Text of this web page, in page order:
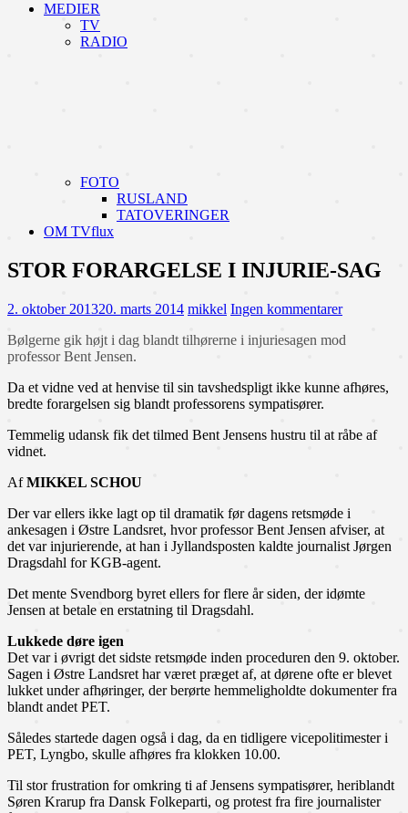
MEDIER
TV
RADIO
FOTO
RUSLAND
TATOVERINGER
OM TVflux
STOR FORARGELSE I INJURIE-SAG
2. oktober 201320. marts 2014 mikkel Ingen kommentarer
Bølgerne gik højt i dag blandt tilhørerne i injuriesagen mod
professor Bent Jensen.
Da et vidne ved at henvise til sin tavshedspligt ikke kunne afhøres,
bredte forargelsen sig blandt professorens sympatisører.
Temmelig udansk fik det tilmed Bent Jensens hustru til at råbe af
vidnet.
AfMIKKEL SCHOU
Der var ellers ikke lagt op til dramatik før dagens retsmøde i
ankesagen i Østre Landsret, hvor professor Bent Jensen afviser, at
det var injurierende, at han i Jyllandsposten kaldte journalist Jørgen
Dragsdahl for KGB-agent.
Det mente Svendborg byret ellers for flere år siden, der idømte
Jensen at betale en erstatning til Dragsdahl.
Lukkede døre igen
Det var i øvrigt det sidste retsmøde inden proceduren den 9. oktober.
Sagen i Østre Landsret har været præget af, at dørene ofte er blevet
lukket under afhøringer, der berørte hemmeligholdte dokumenter fra
blandt andet PET.
Således startede dagen også i dag, da en tidligere vicepolitimester i
PET, Lyngbo, skulle afhøres fra klokken 10.00.
Til stor frustration for omkring ti af Jensens sympatisører, heriblandt
Søren Krarup fra Dansk Folkeparti, og protest fra fire journalister